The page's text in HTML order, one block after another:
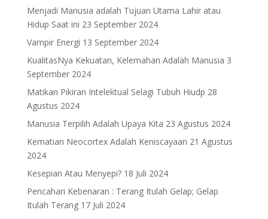
Menjadi Manusia adalah Tujuan Utama Lahir atau
Hidup Saat ini 23 September 2024
Vampir Energi 13 September 2024
KualitasNya Kekuatan, Kelemahan Adalah Manusia 3
September 2024
Matikan Pikiran Intelektual Selagi Tubuh Hiudp 28
Agustus 2024
Manusia Terpilih Adalah Upaya Kita 23 Agustus 2024
Kematian Neocortex Adalah Keniscayaan 21 Agustus
2024
Kesepian Atau Menyepi? 18 Juli 2024
Pencahari Kebenaran : Terang Itulah Gelap; Gelap
Itulah Terang 17 Juli 2024